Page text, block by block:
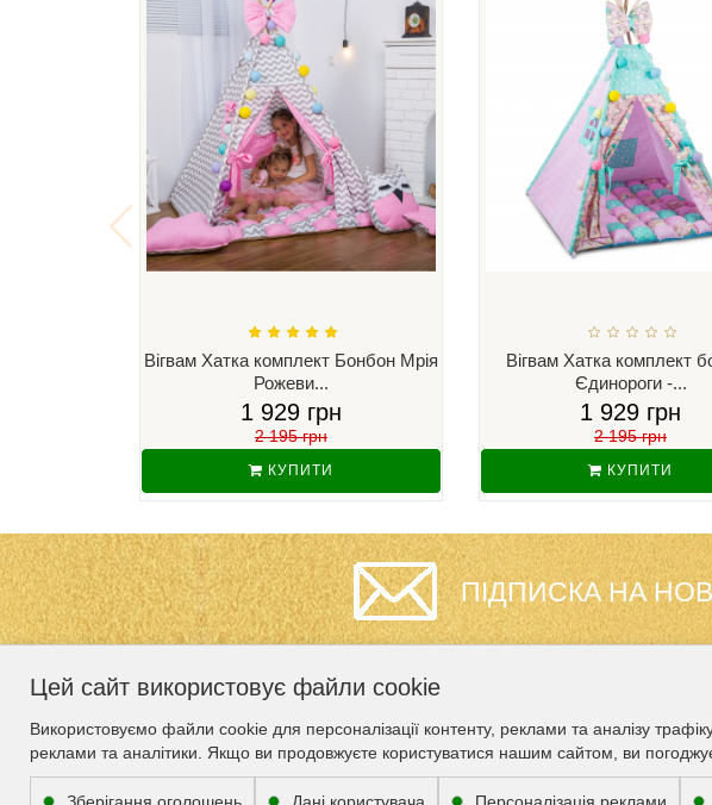
Вігвам Хатка комплект Бонбон Мрія
Рожеви...
1 929 грн
2 195 грн
КУПИТИ
Вігвам Хатка комплект
Єдинороги -...
1 929 грн
2 195 грн
КУПИТИ
ПІДПИСКА НА
Гарантія
ПІДТРИМКИ
Карта сайту
Партнери
Цей сайт використовує файли cookie
Використовуємо файли cookie для персоналізації контенту, реклами та аналізу
реклами та аналітики. Якщо ви продовжуєте користуватися нашим сайтом, ви